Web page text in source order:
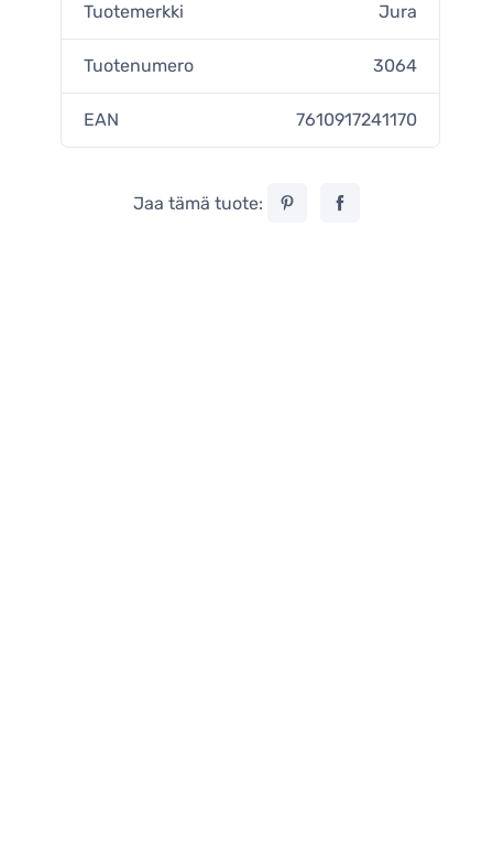
Tuotemerkki Jura
Tuotenumero 3064
EAN 7610917241170
Jaa tämä tuote: